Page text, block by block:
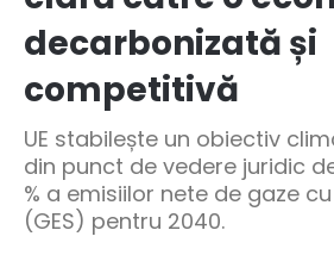
decarbonizată și
competitivă
UE stabilește un obiectiv
din punct de vedere juridic
% a emisiilor nete de gaze
(GES) pentru 2040.